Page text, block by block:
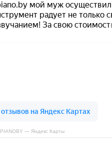
PIANOBY — Яндекс Карты